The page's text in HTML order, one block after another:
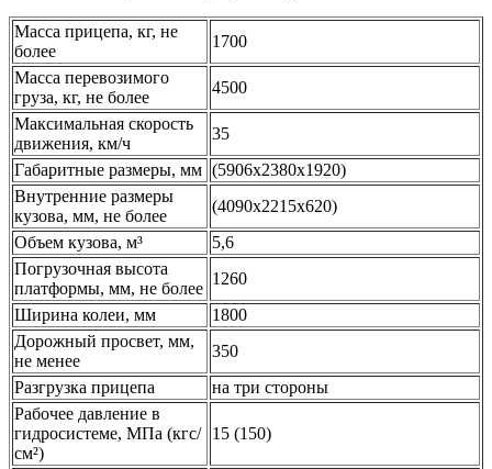
Масса прицепа, кг, не
более
1700
Масса перевозимого
груза, кг, не более
4500
Максимальная скорость
движения, км/ч
35
Габаритные размеры, мм (5906x2380x1920)
Внутренние размеры
кузова, мм, не более
(4090x2215x620)
Объем кузова, м³
5,6
Погрузочная высота
платформы, мм, не более
1260
Ширина колеи, мм
1800
Дорожный просвет, мм,
не менее
350
Разгрузка прицепа
на три стороны
Рабочее давление в
гидросистеме, МПа (кгс/
см²)
15 (150)